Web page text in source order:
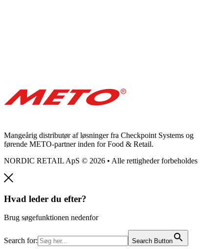
Mangeårig distributør af løsninger fra Checkpoint Systems og
førende METO-partner inden for Food & Retail.
NORDIC RETAIL ApS © 2026 • Alle rettigheder forbeholdes
Hvad leder du efter?
Brug søgefunktionen nedenfor
Search for: Search Button